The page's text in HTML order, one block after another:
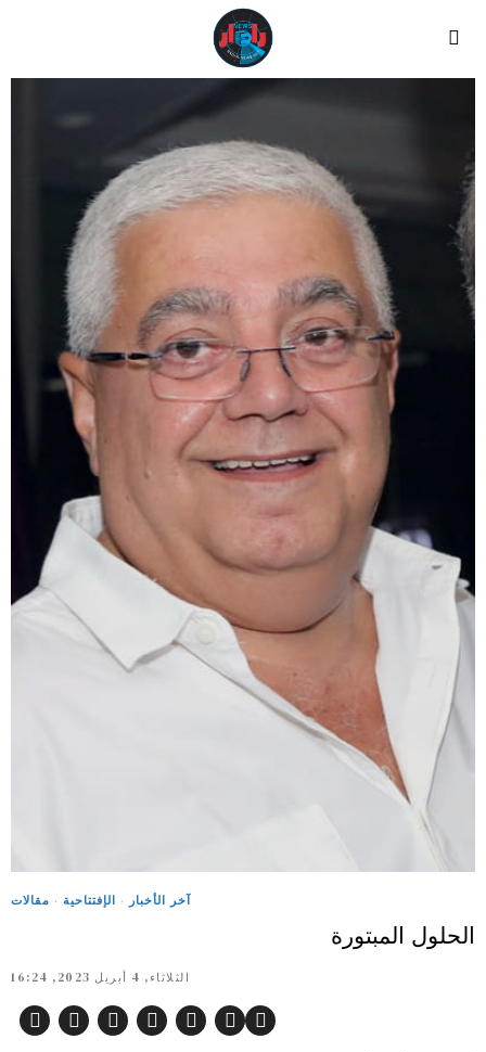
آخر الأخبار · الإفتتاحية · مقالات
الحلول المبتورة
الثلاثاء, 4 أبريل 2023, 16:24